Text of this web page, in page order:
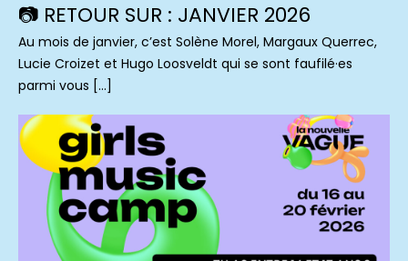
📷 RETOUR SUR : JANVIER 2026
Au mois de janvier, c’est Solène Morel, Margaux Querrec,
Lucie Croizet et Hugo Loosveldt qui se sont faufilé·es
parmi vous […]